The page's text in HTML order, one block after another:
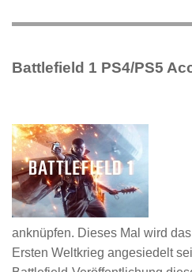
Battlefield 1 PS4/PS5
anknüpfen. Dieses Mal wird
Ersten Weltkrieg angesiedelt